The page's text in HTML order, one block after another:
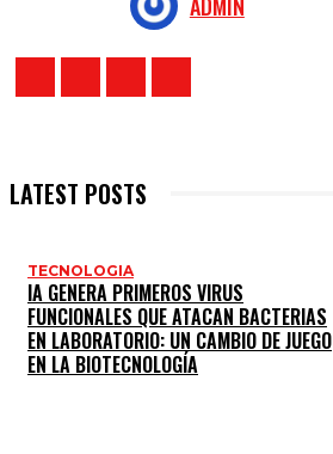
LATEST POSTS
TECNOLOGIA
IA GENERA PRIMEROS VIRUS
FUNCIONALES QUE ATACAN BACTERIAS
EN LABORATORIO: UN CAMBIO DE JUEGO
EN LA BIOTECNOLOGÍA